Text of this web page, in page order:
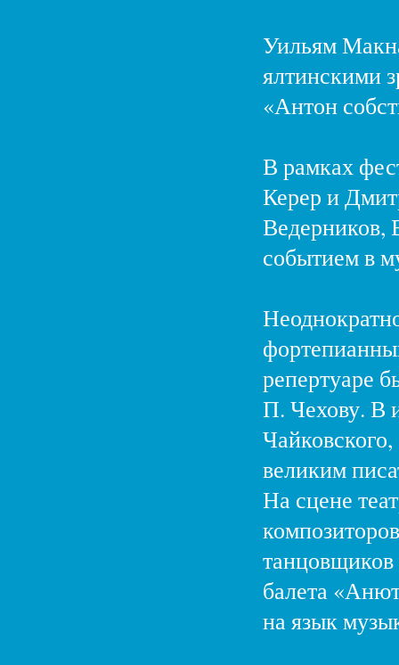
Уильям
ялтинскими
«Антон
В рамках
Керер и
Ведерников,
событием в
репертуаре
П. Чехову. В
великим
На сцене
балета
на язык